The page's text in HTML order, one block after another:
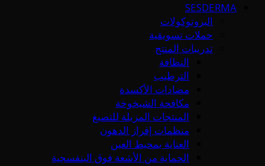
SESDERMA
البروتوكولات
حملات تسويقية
تدريبات المنتج
النظافة
الترطيب
مضادات الأكسدة
مكافحة الشيخوخة
المنتجات المزيلة للتصبغ
منظمات إفراز الدهون
العناية بمحيط العين
الحماية من الأشعة فوق البنفسجية